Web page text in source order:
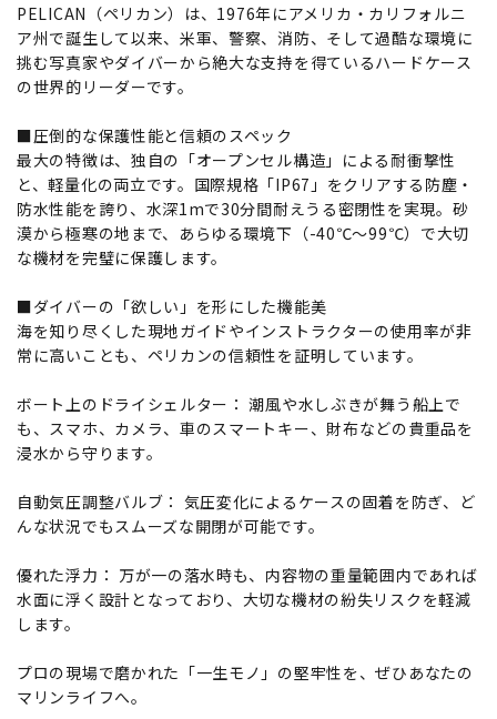
PELICAN（ペリカン）は、1976年にアメリカ・カリフォルニ
ア州で誕生して以来、米軍、警察、消防、そして過酷な環境に
挑む写真家やダイバーから絶大な支持を得ているハードケース
の世界的リーダーです。
■圧倒的な保護性能と信頼のスペック
最大の特徴は、独自の「オープンセル構造」による耐衝撃性
と、軽量化の両立です。国際規格「IP67」をクリアする防塵・
防水性能を誇り、水深1mで30分間耐えうる密閉性を実現。砂
漠から極寒の地まで、あらゆる環境下（-40℃～99℃）で大切
な機材を完璧に保護します。
■ダイバーの「欲しい」を形にした機能美
海を知り尽くした現地ガイドやインストラクターの使用率が非
常に高いことも、ペリカンの信頼性を証明しています。
ボート上のドライシェルター： 潮風や水しぶきが舞う船上で
も、スマホ、カメラ、車のスマートキー、財布などの貴重品を
浸水から守ります。
自動気圧調整バルブ： 気圧変化によるケースの固着を防ぎ、ど
んな状況でもスムーズな開閉が可能です。
優れた浮力： 万が一の落水時も、内容物の重量範囲内であれば
水面に浮く設計となっており、大切な機材の紛失リスクを軽減
します。
プロの現場で磨かれた「一生モノ」の堅牢性を、ぜひあなたの
マリンライフへ。